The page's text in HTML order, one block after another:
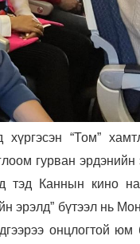
“Том”
гурван эрдэнийн
тэд Каннын кино
эрэлд” бүтээл нь
онцлогтой юм